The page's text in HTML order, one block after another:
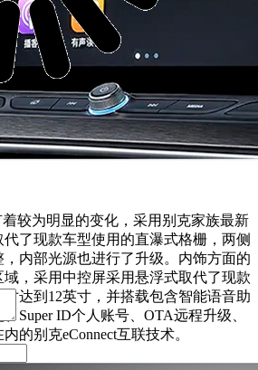
较为明显的变化，采用别克家族最新
了现款车型使用的直瀑式格栅，两侧
内部光源也进行了升级。内饰方面的
，采用中控屏采用悬浮式取代了现款
寸达到12英寸，并搭载包含智能语音助
Super ID个人账号、OTA远程升级、
的别克eConnect互联技术。